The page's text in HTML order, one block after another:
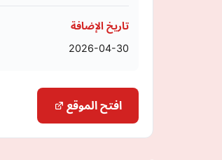
تاريخ الإضافة
2026-04-30
افتح الموقع